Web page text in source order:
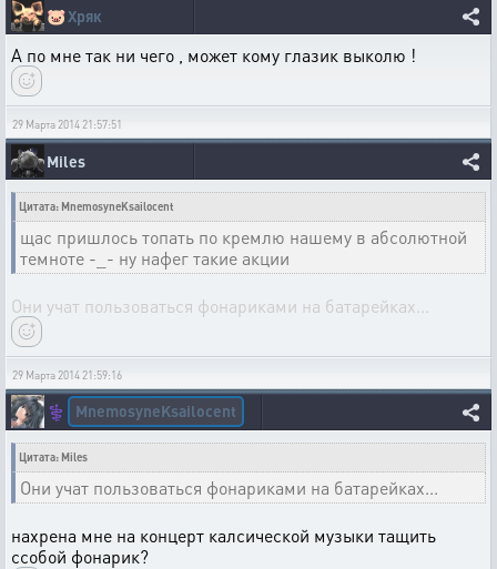
🐷Хряк
А по мне так ни чего , может кому глазик выколю !
29 Марта 2014 21:57:51
Miles
Цитата: MnemosyneKsailocent
щас пришлось топать по кремлю нашему в абсолютной
темноте -_- ну нафег такие акции
Они учат пользоваться фонариками на батарейках...
29 Марта 2014 21:59:16
⚕️ MnemosyneKsailocent
Цитата: Miles
Они учат пользоваться фонариками на батарейках...
нахрена мне на концерт калсической музыки тащить
ссобой фонарик?